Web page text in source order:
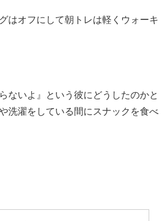
はオフにして朝トレは軽くウォーキ
ないよ』という彼にどうしたのかと
洗濯をしている間にスナックを食べ